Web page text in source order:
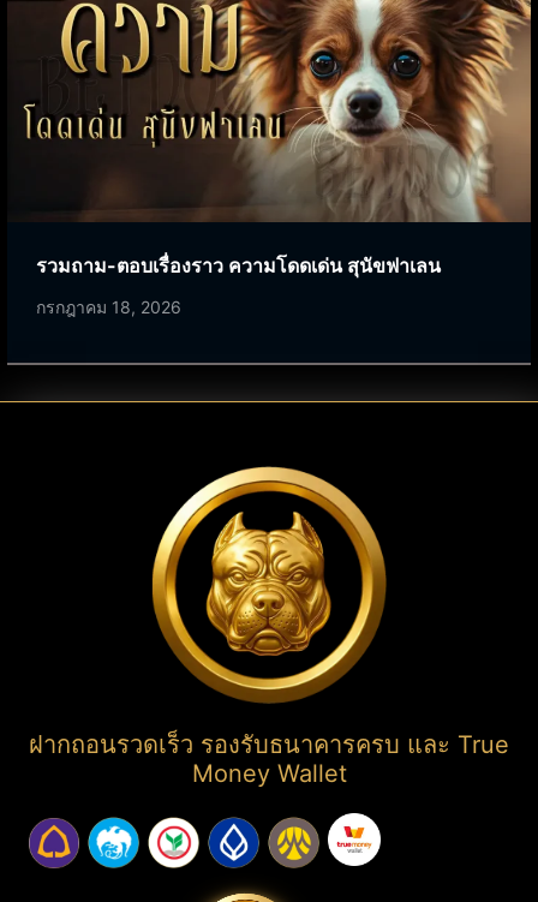
รวมถาม-ตอบเรื่องราว ความโดดเด่น สุนัขฟาเลน
กรกฎาคม 18, 2026
ฝากถอนรวดเร็ว รองรับธนาคารครบ และ True
Money Wallet